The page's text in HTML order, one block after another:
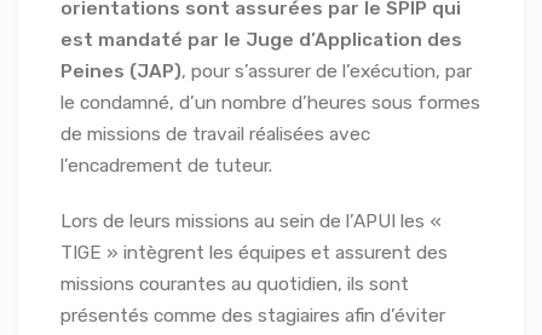
orientations sont assurées par le SPIP qui
est mandaté par le Juge d’Application des
Peines (JAP), pour s’assurer de l’exécution, par
le condamné, d’un nombre d’heures sous formes
de missions de travail réalisées avec
l’encadrement de tuteur.
Lors de leurs missions au sein de l’APUI les «
TIGE » intègrent les équipes et assurent des
missions courantes au quotidien, ils sont
présentés comme des stagiaires afin d’éviter